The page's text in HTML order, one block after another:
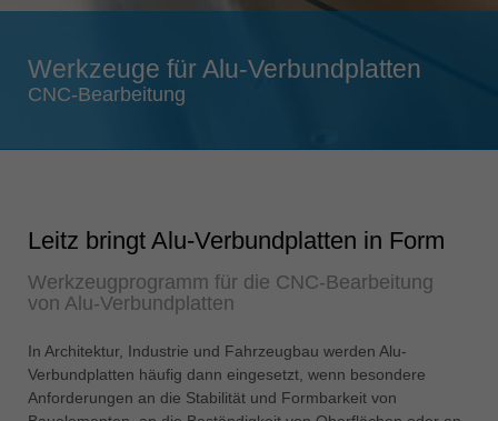
Slovenija
Suomi
english
Türkiye
türkçe
USA
english
Việt Nam
Werkzeuge für Alu-Verbundplatten
CNC-Bearbeitung
Leitz bringt Alu-Verbundplatten in Form
Werkzeugprogramm für die CNC-Bearbeitung
von Alu-Verbundplatten
In Architektur, Industrie und Fahrzeugbau werden Alu-
Verbundplatten häufig dann eingesetzt, wenn besondere
Anforderungen an die Stabilität und Formbarkeit von